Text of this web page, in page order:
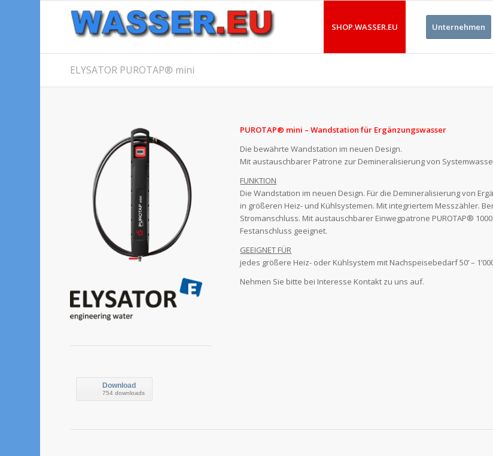
SHOP.WASSER.EU Unternehmen
ELYSATOR PUROTAP® mini
Download
754 downloads
PUROTAP® mini – Wandstation für Ergänzungswasser
Die bewährte Wandstation im neuen Design.
Mit austauschbarer Patrone zur Demineralisierung von
FUNKTION
Die Wandstation im neuen Design. Für die Demineralisierung von
in größeren Heiz- und Kühlsystemen. Mit integriertem Messzähler.
Stromanschluss. Mit austauschbarer Einwegpatrone PUROTAP®
Festanschluss geeignet.
GEEIGNET FÜR
jedes größere Heiz- oder Kühlsystem mit Nachspeisebedarf 50‘ –
Nehmen Sie bitte bei Interesse Kontakt zu uns auf.